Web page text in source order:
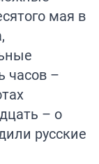
мая в
часов –
– о
русские